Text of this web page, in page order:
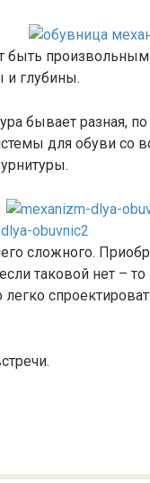
быть
и глубины.
бывает разная,
для обуви со
сложного.
таковой нет –